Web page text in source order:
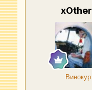
xOther
Винокур